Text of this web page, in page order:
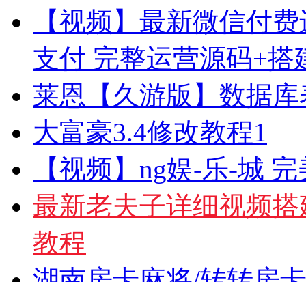
【视频】最新微信付
支付 完整运营源码+搭
莱恩【久游版】数据
大富豪3.4修改教程1
【视频】ng娱-乐-城
最新老夫子详细视频
教程